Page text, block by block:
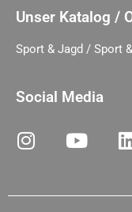
Unser Katalog /
Sport & Jagd / Sport
Social Media